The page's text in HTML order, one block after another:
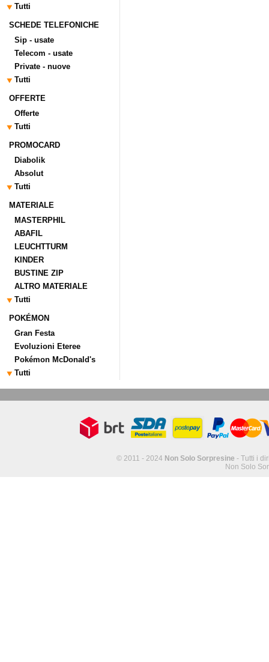
Tutti
SCHEDE TELEFONICHE
Sip - usate
Telecom - usate
Private - nuove
Tutti
OFFERTE
Offerte
Tutti
PROMOCARD
Diabolik
Absolut
Tutti
MATERIALE
MASTERPHIL
ABAFIL
LEUCHTTURM
KINDER
BUSTINE ZIP
ALTRO MATERIALE
Tutti
POKÉMON
Gran Festa
Evoluzioni Eteree
Pokémon McDonald's
Tutti
© 2011 - 2024 Non Solo Sorpresine - Tutti i
Non Solo